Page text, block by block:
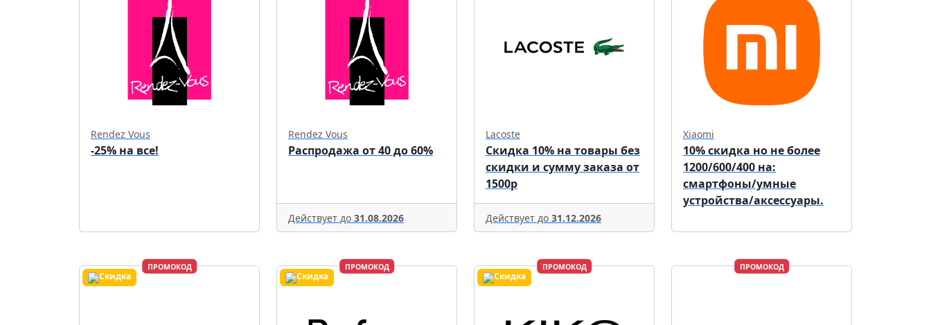
Rendez Vous
-25% на все!
Rendez Vous
Распродажа от 40 до 60%
Действует до 31.08.2026
Lacoste
Скидка 10% на товары без
скидки и сумму заказа от
1500р
Действует до 31.12.2026
Xiaomi
10% скидка но не более
1200/600/400 на:
смартфоны/умные
устройства/аксессуары.
ПРОМОКОД ПРОМОКОД ПРОМОКОД ПРОМОКОД